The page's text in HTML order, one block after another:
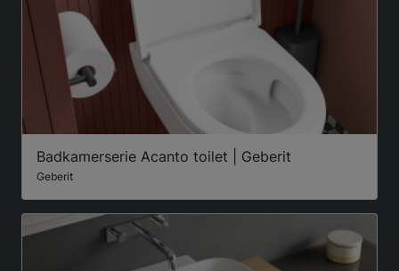
Badkamerserie Acanto toilet | Geberit
Geberit